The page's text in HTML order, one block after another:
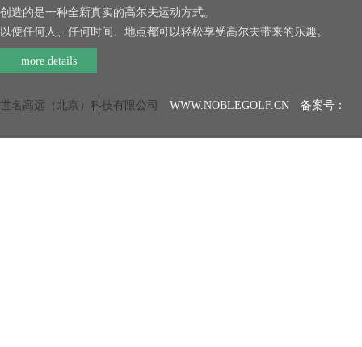
创造的是一种全新真实的高尔夫运动方式。
以便任何人、任何时间、地点都可以轻松享受高尔夫带来的乐趣。
more details
世名高远（北京）科技有限公司 WWW.NOBLEGOLF.CN 备案号：